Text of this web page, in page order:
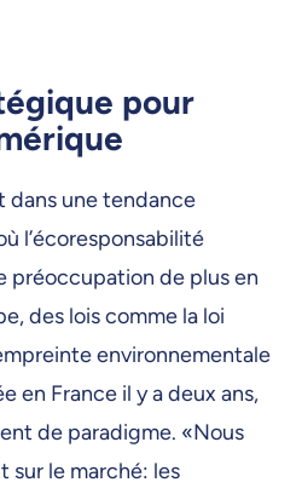
pour
dans une tendance
l’écoresponsabilité
préoccupation de plus en
des lois comme la loi
environnementale
en France il y a deux ans,
de paradigme. «Nous
sur le marché: les